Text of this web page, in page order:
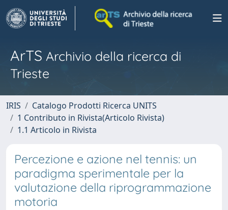
ArTS Archivio della ricerca di
Trieste
IRIS
Catalogo Prodotti Ricerca UNITS
1 Contributo in Rivista(Articolo Rivista)
1.1 Articolo in Rivista
Percezione e azione nel tennis: un
paradigma sperimentale per la
valutazione della riprogrammazione
motoria